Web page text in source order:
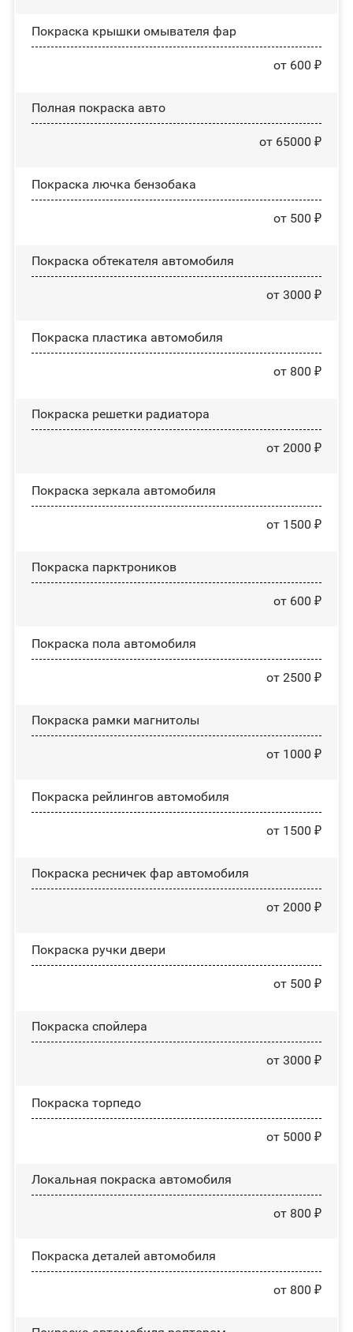
Покраска крышки омывателя фар
от 600 ₽
Полная покраска авто
от 65000 ₽
Покраска лючка бензобака
от 500 ₽
Покраска обтекателя автомобиля
от 3000 ₽
Покраска пластика автомобиля
от 800 ₽
Покраска решетки радиатора
от 2000 ₽
Покраска зеркала автомобиля
от 1500 ₽
Покраска парктроников
от 600 ₽
Покраска пола автомобиля
от 2500 ₽
Покраска рамки магнитолы
от 1000 ₽
Покраска рейлингов автомобиля
от 1500 ₽
Покраска ресничек фар автомобиля
от 2000 ₽
Покраска ручки двери
от 500 ₽
Покраска спойлера
от 3000 ₽
Покраска торпедо
от 5000 ₽
Локальная покраска автомобиля
от 800 ₽
Покраска деталей автомобиля
от 800 ₽